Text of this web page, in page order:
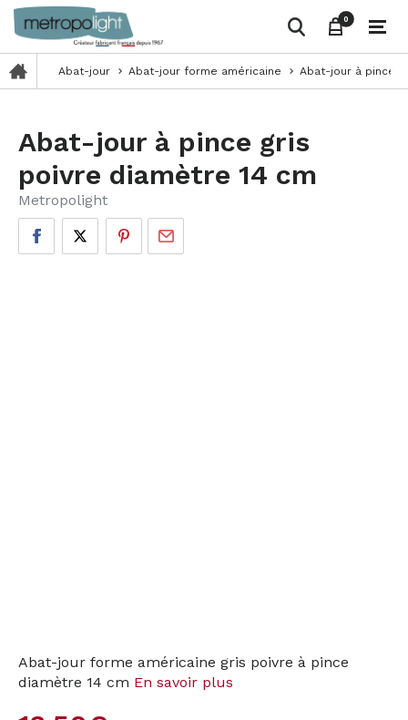
0
0
Abat-jour keyboard_arrow_right Abat-jour forme américaine keyboard_arrow_right Abat-jour à pince
Abat-jour à pince gris
poivre diamètre 14 cm
Metropolight
Abat-jour forme américaine gris poivre à pince
diamètre 14 cm En savoir plus